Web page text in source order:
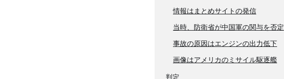
情報はまとめサイトの発信
当時、防衛省が中国軍の関与を否定
事故の原因はエンジンの出力低下
画像はアメリカのミサイル駆逐艦
判定